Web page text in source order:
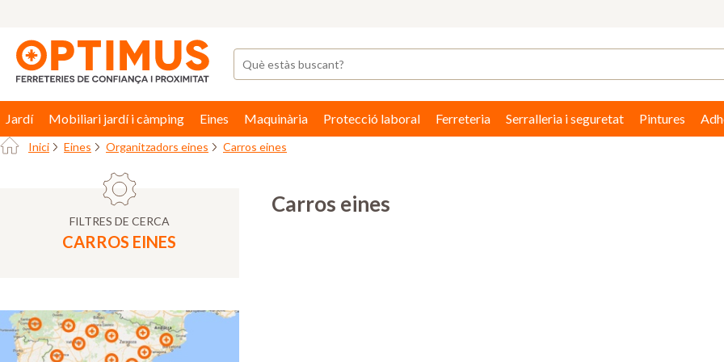
Jardí Mobiliari jardí i càmping Eines Maquinària Protecció laboral Ferreteria Serralleria i seguretat Pintures
Inici Eines Organitzadors eines Carros eines
FILTRES DE CERCA
CARROS EINES
Carros eines